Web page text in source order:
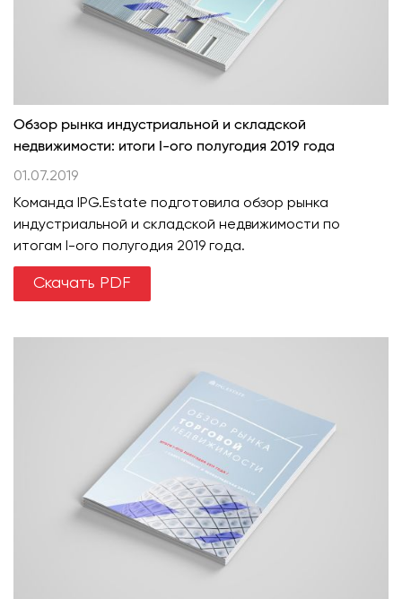
Обзор рынка индустриальной и складской
недвижимости: итоги I-ого полугодия 2019 года
01.07.2019
Команда IPG.Estate подготовила обзор рынка
индустриальной и складской недвижимости по
итогам I-ого полугодия 2019 года.
Скачать PDF